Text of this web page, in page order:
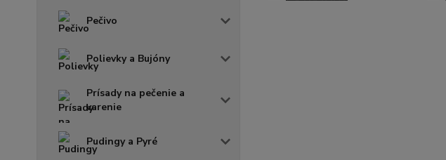
Pečivo
Polievky a Bujóny
Prísady na pečenie a
varenie
Pudingy a Pyré